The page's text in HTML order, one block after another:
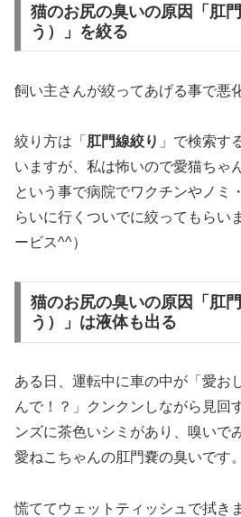
猫のお尻の臭いの原因「肛
う）」を絞る
飼い主さんが絞ってあげる事で悪
絞り方は「 肛門線絞り 」で検索す
いますが、私は怖いので愛猫ちゃ
という事で病院でワクチンやノミ
らいに行くついでに絞ってもらい
ービス^^）
猫のお尻の臭いの原因「肛
う）」は液体も出る
ある日、運転中に車の中が「愛お
んで！？」クンクンしながら見回
ンズに茶色いシミがあり、嗅いで
愛ねこちゃんの肛門嚢の臭いです。
慌ててウェットティッシュで拭き